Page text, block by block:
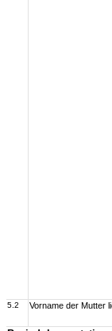
5.2 Vorname der Mutter